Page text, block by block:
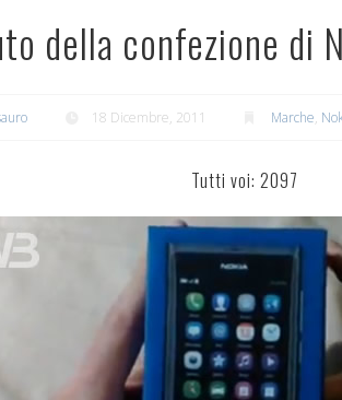
della confezione di
18 Dicembre, 2011 Marche,
Tutti voi: 2097